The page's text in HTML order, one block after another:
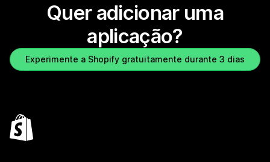
Quer adicionar uma
aplicação?
Experimente a Shopify gratuitamente durante 3 dias